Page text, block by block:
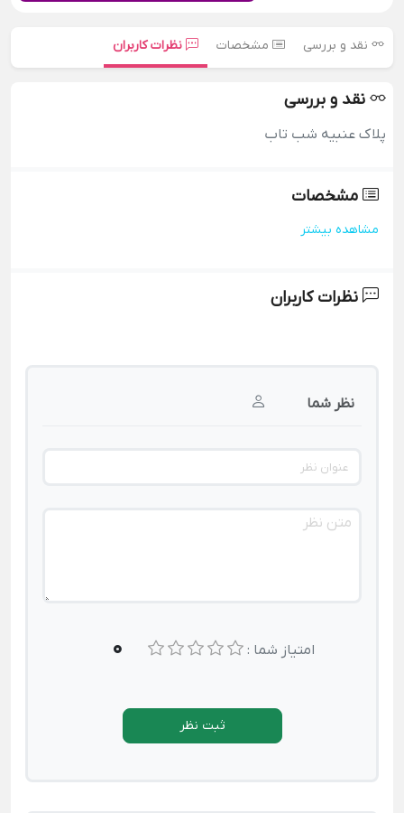
نقد و بررسی مشخصات نظرات کاربران
نقد و بررسی
پلاک عنبیه شب تاب
مشخصات
مشاهده بیشتر
نظرات کاربران
نظر شما
امتیاز شما : 0
ثبت نظر